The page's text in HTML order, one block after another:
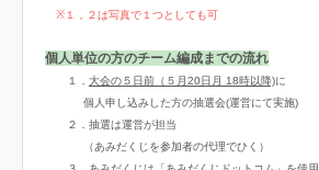
※１，２は写真で１つとしても可
個人単位の方のチーム編成までの流れ
１． 大会の５日前（５月20日月 18時以降)に
個人申し込みした方の抽選会(運営にて実施)
２．抽選は運営が担当
（あみだくじを参加者の代理でひく）